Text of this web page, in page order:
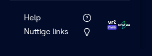
Help
Nuttige links